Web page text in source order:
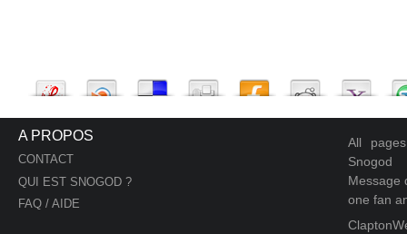
A PROPOS
CONTACT
QUI EST SNOGOD ?
FAQ / AIDE
All
Snogod
Message
one fan